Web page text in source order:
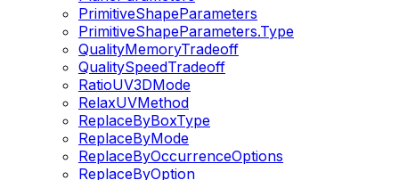
PrimitiveShapeParameters
PrimitiveShapeParameters.Type
QualityMemoryTradeoff
QualitySpeedTradeoff
RatioUV3DMode
RelaxUVMethod
ReplaceByBoxType
ReplaceByMode
ReplaceByOccurrenceOptions
ReplaceByOption